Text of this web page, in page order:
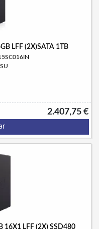
LFF (2X)SATA 1TB
2.407,75 €
16X1 LFF (2X) SSD480